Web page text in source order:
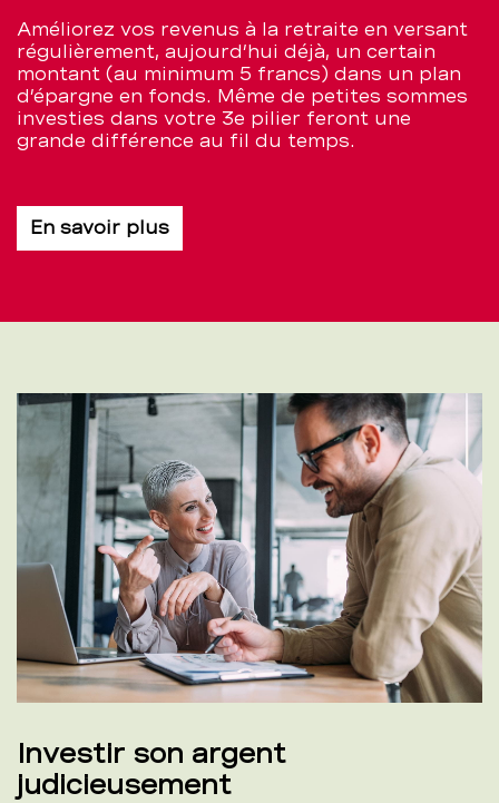
Améliorez vos revenus à la retraite en versant
régulièrement, aujourd’hui déjà, un certain
montant (au minimum 5 francs) dans un plan
d’épargne en fonds. Même de petites sommes
investies dans votre 3e pilier feront une
grande différence au fil du temps.
En savoir plus
Investir son argent
judicieusement